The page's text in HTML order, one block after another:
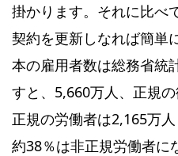
掛かります。それに比べ
契約を更新しなれば簡単
本の雇用者数は総務省統
すと、5,660万人、正規
正規の労働者は2,165万
約38％は非正規労働者に